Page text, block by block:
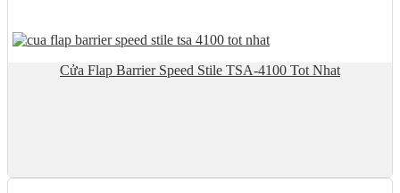
Cửa Flap Barrier Speed Stile TSA-4100 Tot Nhat